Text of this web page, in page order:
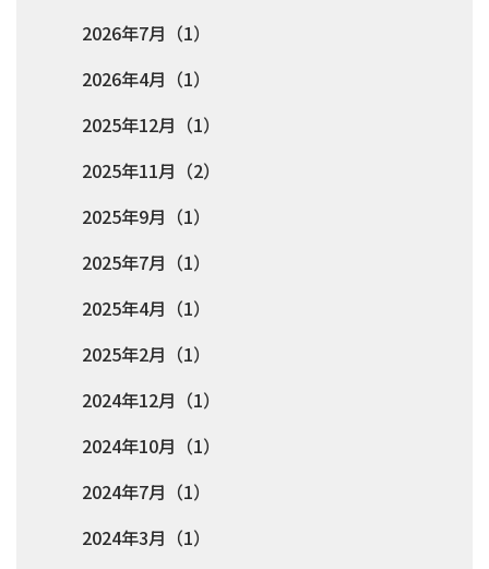
2026年7月（1）
2026年4月（1）
2025年12月（1）
2025年11月（2）
2025年9月（1）
2025年7月（1）
2025年4月（1）
2025年2月（1）
2024年12月（1）
2024年10月（1）
2024年7月（1）
2024年3月（1）